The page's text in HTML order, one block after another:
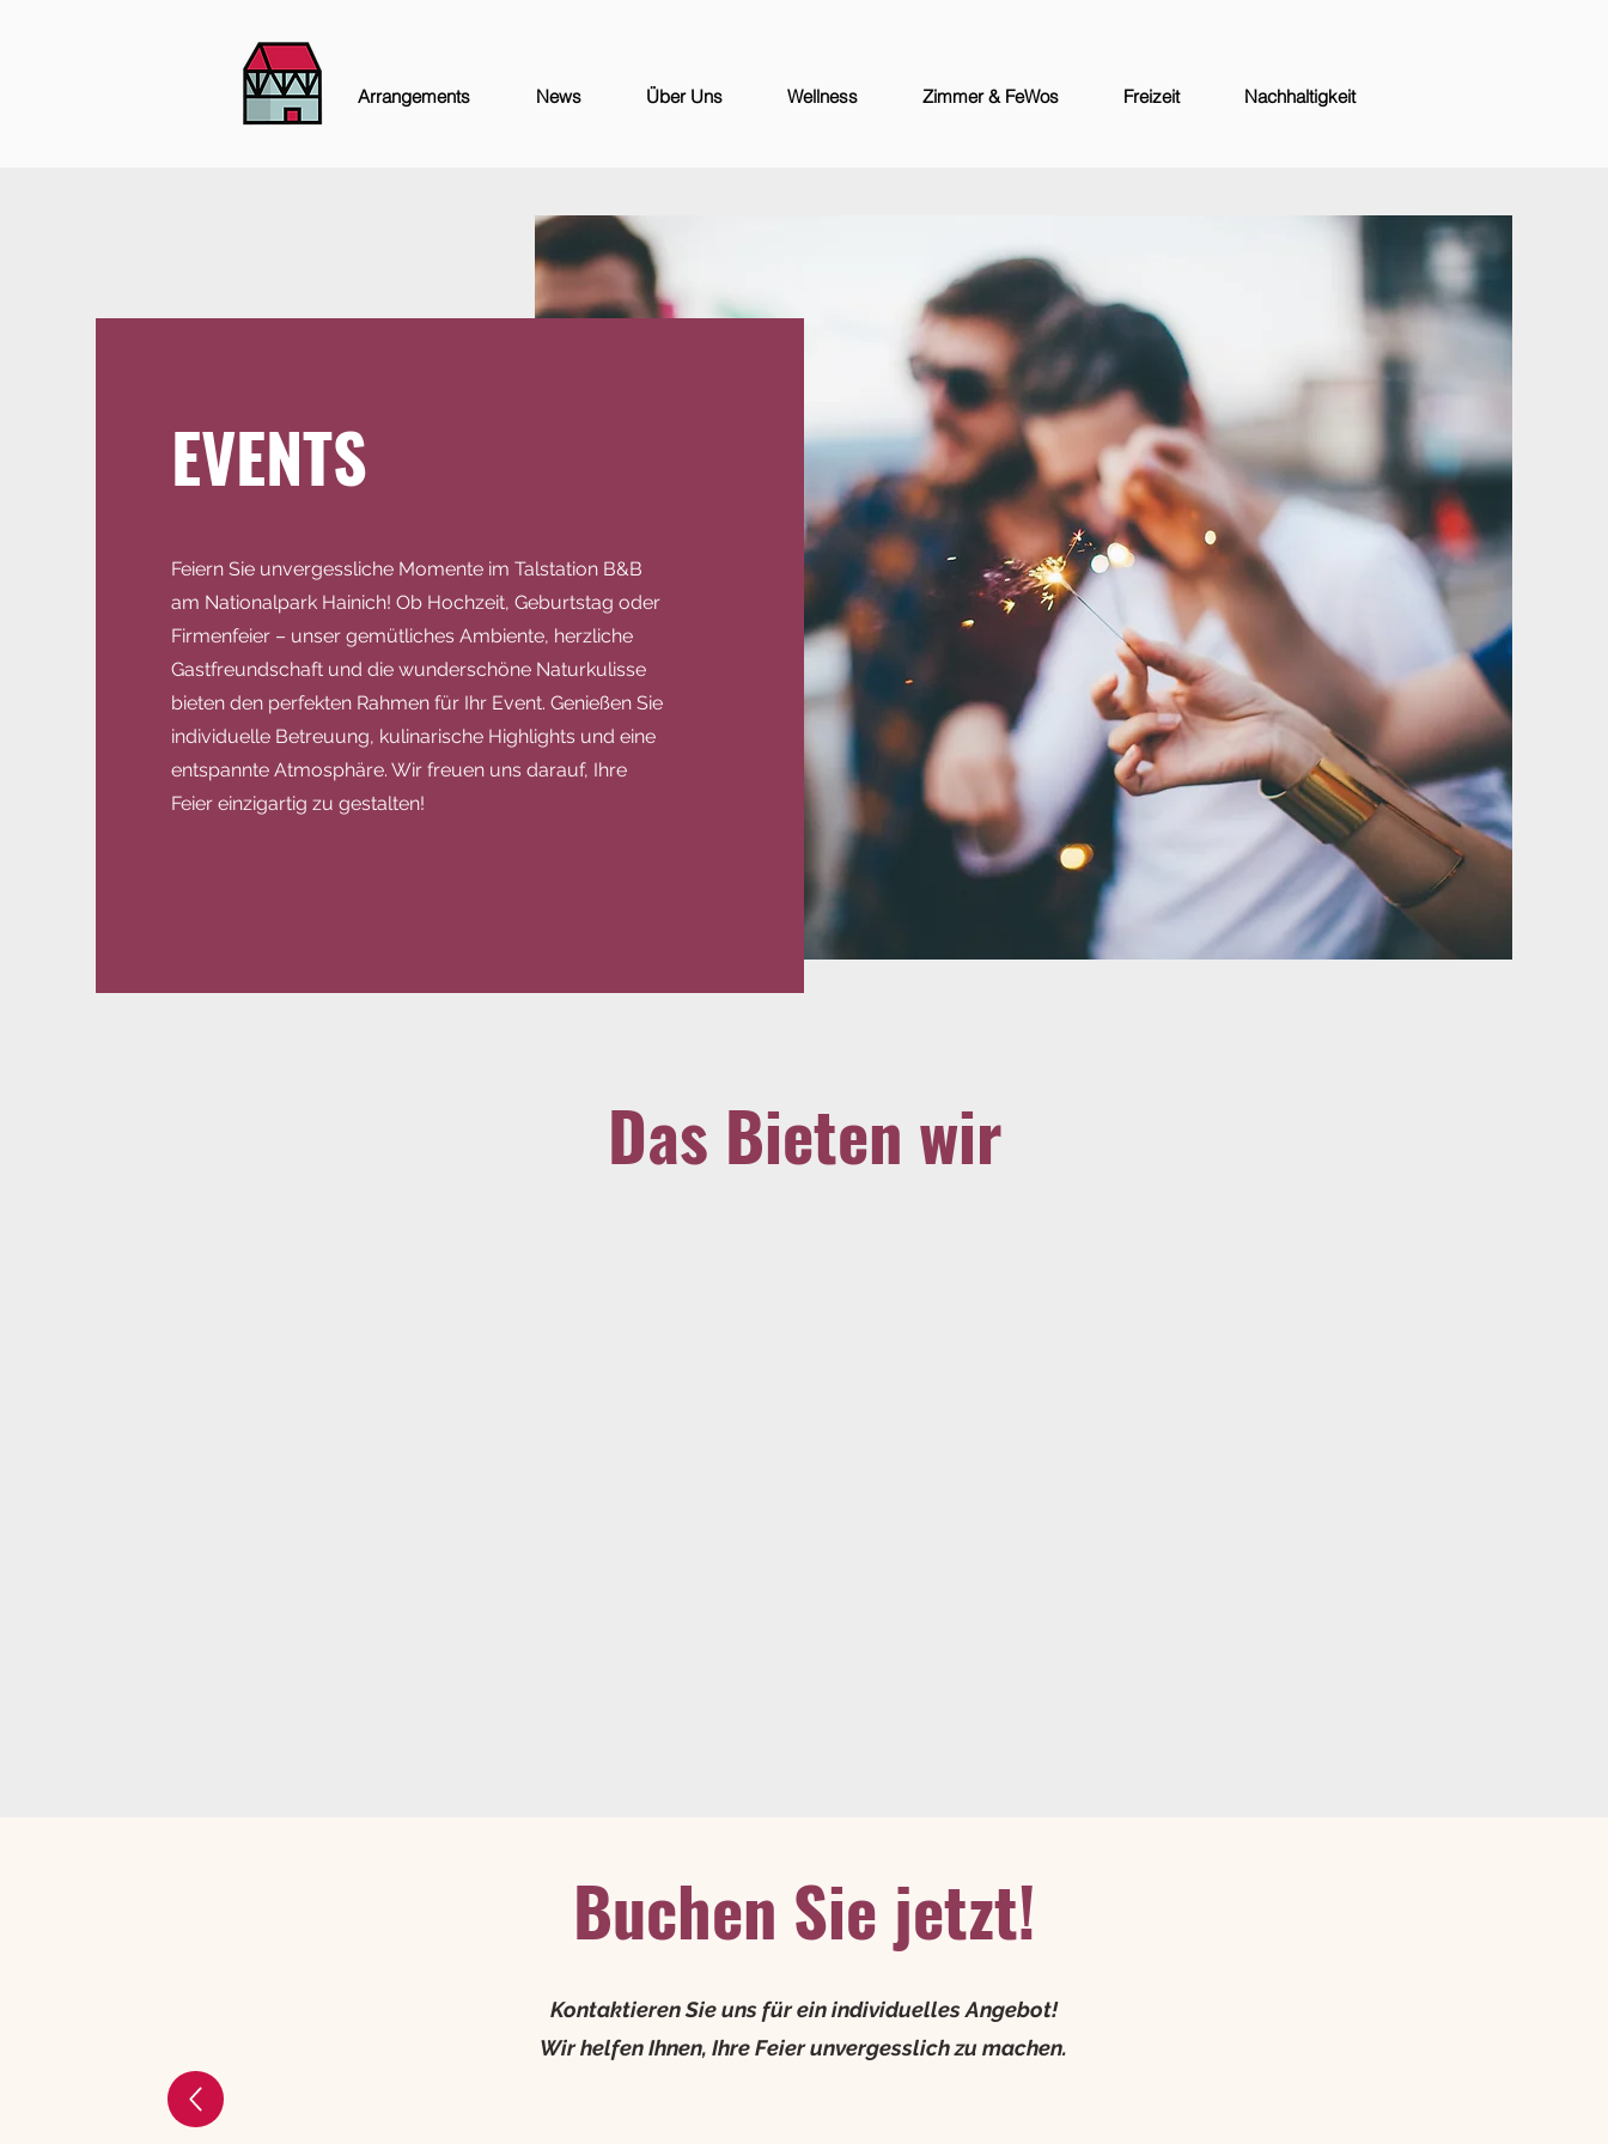
Arrangements News Über Uns Wellness Zimmer & FeWos Freizeit Nachhaltigkeit
EVENTS
Feiern Sie unvergessliche Momente im Talstation B&B
am Nationalpark Hainich! Ob Hochzeit, Geburtstag oder
Firmenfeier – unser gemütliches Ambiente, herzliche
Gastfreundschaft und die wunderschöne Naturkulisse
bieten den perfekten Rahmen für Ihr Event. Genießen Sie
individuelle Betreuung, kulinarische Highlights und eine
entspannte Atmosphäre. Wir freuen uns darauf, Ihre
Feier einzigartig zu gestalten!
Das Bieten wir
Buchen Sie jetzt!
Kontaktieren Sie uns für ein individuelles Angebot!
Wir helfen Ihnen, Ihre Feier unvergesslich zu machen.